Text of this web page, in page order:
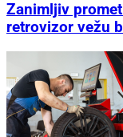
Zanimljiv
retrovizor vežu